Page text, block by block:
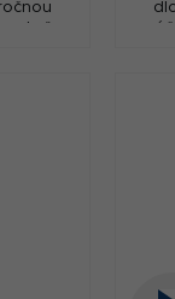
a kuře